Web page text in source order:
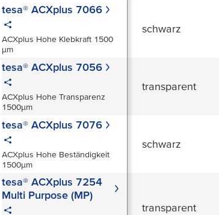
tesa® ACXplus 7066
ACXplus Hohe Klebkraft 1500
µm
schwarz
tesa® ACXplus 7056
ACXplus Hohe Transparenz
1500µm
transparent
tesa® ACXplus 7076
ACXplus Hohe Beständigkeit
1500µm
schwarz
tesa® ACXplus 7254
Multi Purpose (MP)
transparent